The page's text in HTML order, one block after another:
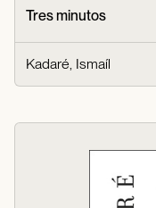
Tres minutos
Kadaré, Ismaíl